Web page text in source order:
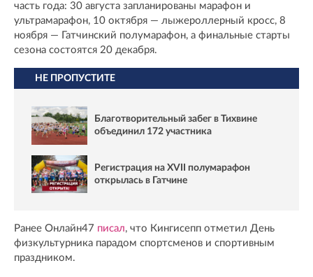
часть года: 30 августа запланированы марафон и
ультрамарафон, 10 октября — лыжероллерный кросс, 8
ноября — Гатчинский полумарафон, а финальные старты
сезона состоятся 20 декабря.
НЕ ПРОПУСТИТЕ
Благотворительный забег в Тихвине
объединил 172 участника
Регистрация на XVII полумарафон
открылась в Гатчине
Ранее Онлайн47 писал, что Кингисепп отметил День
физкультурника парадом спортсменов и спортивным
праздником.